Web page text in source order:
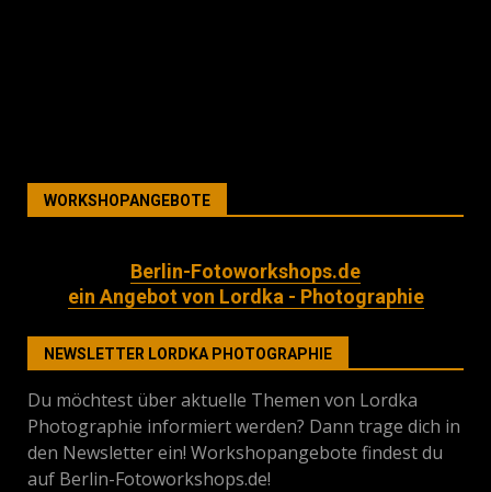
WORKSHOPANGEBOTE
Berlin-Fotoworkshops.de
ein Angebot von Lordka - Photographie
NEWSLETTER LORDKA PHOTOGRAPHIE
Du möchtest über aktuelle Themen von Lordka
Photographie informiert werden? Dann trage dich in
den Newsletter ein! Workshopangebote findest du
auf Berlin-Fotoworkshops.de!